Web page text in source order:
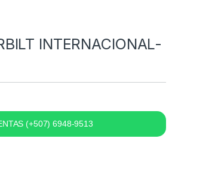
INTERNACIONAL-
(+507) 6948-9513